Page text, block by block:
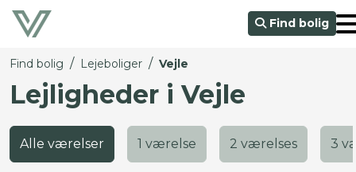
Find bolig
Find bolig / Lejeboliger / Vejle
Lejligheder i Vejle
Alle værelser 1 værelse 2 værelses 3